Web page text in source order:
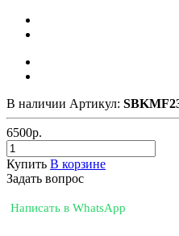
В наличии Артикул:
6500р.
Купить В корзине
Задать вопрос
Написать в WhatsApp